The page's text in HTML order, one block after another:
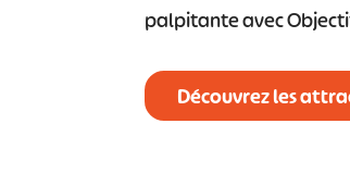
palpitante avec
Découvrez les